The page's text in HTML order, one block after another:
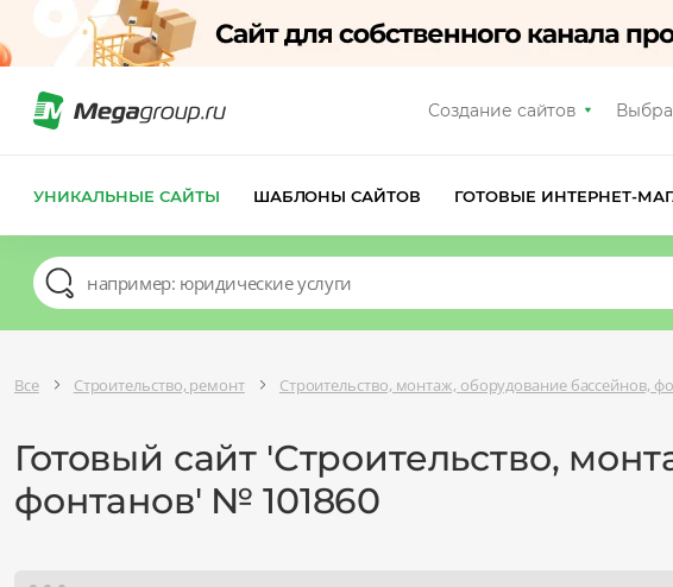
Создание сайтов
УНИКАЛЬНЫЕ САЙТЫ ШАБЛОНЫ САЙТОВ ГОТОВЫЕ ИНТЕРНЕТ-
Все Строительство, ремонт Строительство, монтаж, оборудование бассейнов,
Готовый сайт 'Строительство,
фонтанов' № 101860